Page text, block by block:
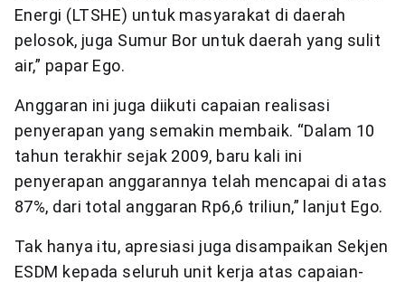
Energi (LTSHE) untuk masyarakat di daerah
pelosok, juga Sumur Bor untuk daerah yang sulit
air,” papar Ego.
Anggaran ini juga diikuti capaian realisasi
penyerapan yang semakin membaik. “Dalam 10
tahun terakhir sejak 2009, baru kali ini
penyerapan anggarannya telah mencapai di atas
87%, dari total anggaran Rp6,6 triliun,” lanjut Ego.
Tak hanya itu, apresiasi juga disampaikan Sekjen
ESDM kepada seluruh unit kerja atas capaian-